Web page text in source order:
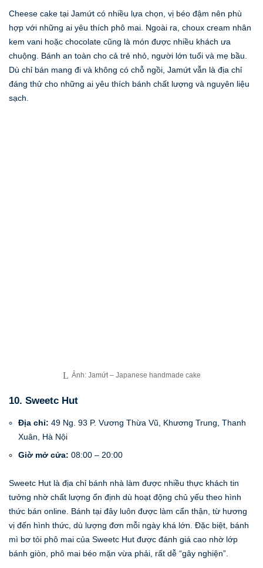
Cheese cake tại Jamứt có nhiều lựa chọn, vị béo đậm nên phù
hợp với những ai yêu thích phô mai. Ngoài ra, choux cream nhân
kem vani hoặc chocolate cũng là món được nhiều khách ưa
chuộng. Bánh an toàn cho cả trẻ nhỏ, người lớn tuổi và mẹ bầu.
Dù chỉ bán mang đi và không có chỗ ngồi, Jamứt vẫn là địa chỉ
đáng thử cho những ai yêu thích bánh chất lượng và nguyên liệu
sạch.
Ảnh: Jamứt – Japanese handmade cake
10. Sweetc Hut
Địa chỉ: 49 Ng. 93 P. Vương Thừa Vũ, Khương Trung, Thanh
Xuân, Hà Nội
Giờ mở cửa: 08:00 – 20:00
Sweetc Hut là địa chỉ bánh nhà làm được nhiều thực khách tin
tưởng nhờ chất lượng ổn định dù hoạt động chủ yếu theo hình
thức bán online. Bánh tại đây luôn được làm cẩn thận, từ hương
vị đến hình thức, dù lượng đơn mỗi ngày khá lớn. Đặc biệt, bánh
mì bơ tỏi phô mai của Sweetc Hut được đánh giá cao nhờ lớp
bánh giòn, phô mai béo mặn vừa phải, rất dễ “gây nghiện”.